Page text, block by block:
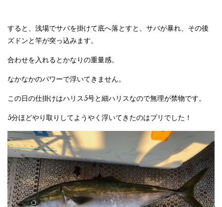
すると、浅場でサバを掛けて底へ落とすと、サバが暴れ、その後
ズドンと竿が突っ込みます。
合わせを入れるとかなりの重量感。
なかなかのパワーで浮いてきません。
この日の仕掛けはハリス5号と細ハリスなので無理が禁物です。
5分ほどやり取りしてようやく浮いてきたのはブリでした！